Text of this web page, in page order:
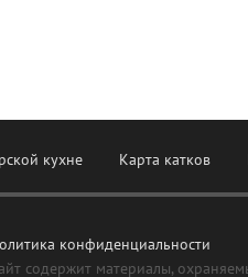
кухне Карта катков
конфиденциальности
содержит материалы,